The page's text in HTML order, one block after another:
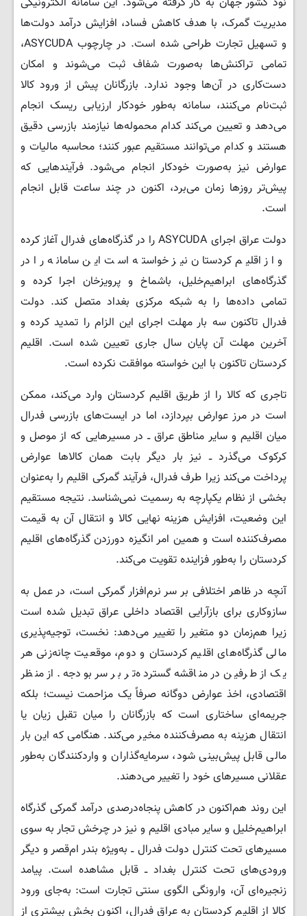
مدیریت گمرک، با هدف کاهش فساد، افزایش درآمد دولت‌ها
و تسهیل تجارت طراحی شده است. در چارچوب ASYCUDA،
تمامی تراکنش‌ها به‌صورت شفاف ثبت می‌شوند و امکان
دست‌کاری در آن‌ها وجود ندارد. بازرگانان پیش از ورود کالا
ثبت‌نام می‌کنند، سامانه به‌طور خودکار ارزیابی ریسک انجام
می‌دهد و تعیین می‌کند کدام محموله‌ها نیازمند بازرسی دقیق
هستند و کدام می‌توانند مستقیم عبور کنند؛ محاسبه مالیات و
عوارض نیز به‌صورت خودکار انجام می‌شود. فرآیندهایی که
پیش‌تر روزها زمان می‌برد، اکنون در چند ساعت قابل انجام
است.
دولت عراق اجرای ASYCUDA را در گذرگاه‌های فدرال آغاز کرده
و از اقلیم کردستان نیز خواسته است این سامانه را در
گذرگاه‌های ابراهیم‌خلیل، باشماخ و پرویزخان اجرا کرده و
تمامی داده‌ها را به شبکه مرکزی بغداد متصل کند. دولت
فدرال تاکنون سه بار مهلت اجرای این الزام را تمدید کرده و
آخرین مهلت آن پایان سال جاری تعیین شده است. اقلیم
کردستان تاکنون با این خواسته موافقت نکرده است.
تاجری که کالا را از طریق اقلیم کردستان وارد می‌کند، ممکن
است در مرز عوارض بپردازد، اما در ایست‌های بازرسی فدرال
میان اقلیم و سایر مناطق عراق ــ در مسیرهایی که از موصل و
کرکوک می‌گذرد ــ نیز بار دیگر بابت همان کالاها عوارض
پرداخت می‌کند زیرا طرف فدرال، فرآیند گمرکی اقلیم را به‌عنوان
بخشی از نظام یکپارچه به رسمیت نمی‌شناسد. نتیجه مستقیم
این وضعیت، افزایش هزینه نهایی کالا و انتقال آن به قیمت
مصرف‌کننده است و همین امر انگیزه دورزدن گذرگاه‌های اقلیم
کردستان را به‌طور فزاینده تقویت می‌کند.
آنچه در ظاهر اختلافی بر سر نرم‌افزار گمرکی است، در عمل به
سازوکاری برای بازآرایی اقتصاد داخلی عراق تبدیل شده است
زیرا هم‌زمان دو متغیر را تغییر می‌دهد: نخست، توجیه‌پذیری
مالی گذرگاه‌های اقلیم کردستان و دوم، موقعیت چانه‌زنی هر
یک از طرفین در مناقشه گسترده‌تر بر سر بودجه. از منظر
اقتصادی، اخذ عوارض دوگانه صرفاً یک مزاحمت نیست؛ بلکه
جریمه‌ای ساختاری است که بازرگانان را میان تقبل زیان یا
انتقال هزینه به مصرف‌کننده مخیر می‌کند. هنگامی که این بار
مالی قابل پیش‌بینی ‌شود، سرمایه‌گذاران و واردکنندگان به‌طور
عقلانی مسیرهای خود را تغییر می‌دهند.
این روند هم‌اکنون در کاهش پنجاه‌درصدی درآمد گمرکی گذرگاه
ابراهیم‌خلیل و سایر مبادی اقلیم و نیز در چرخش تجار به سوی
مسیرهای تحت کنترل دولت فدرال ــ به‌ویژه بندر ام‌قصر و دیگر
ورودی‌های تحت کنترل بغداد ــ قابل مشاهده است. پیامد
زنجیره‌ای آن، وارونگی الگوی سنتی تجارت است: به‌جای ورود
کالا از اقلیم کردستان به عراق فدرال، اکنون بخش بیشتری از